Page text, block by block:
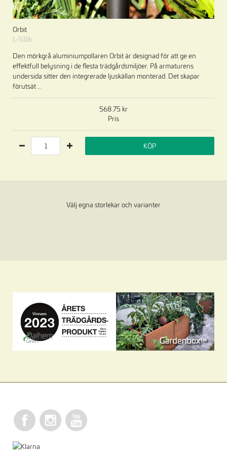
Orbit
L-5116
Den mörkgrå aluminiumpollaren Orbit är designad för att ge en
effektfull belysning i de flesta trädgårdsmiljöer. På armaturens
undersida sitter den integrerade ljuskällan monterad. Det skapar
förutsät
Pris
568.75
KÖP
Välj egna storlekar och varianter